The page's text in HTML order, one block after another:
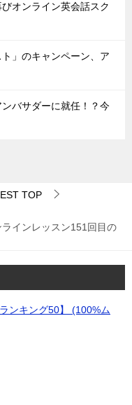
オンライン英会話スク
」のキャンペーン、ア
バサダーに就任！？今
TOP
ラインレッスン151回目の
ンキング50】 (100%ム